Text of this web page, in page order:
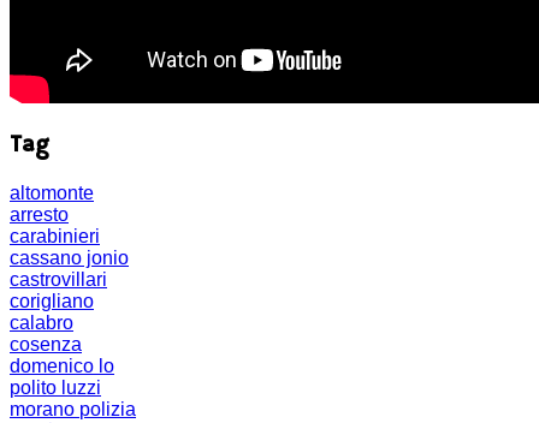
Tag
altomonte
arresto
carabinieri
cassano jonio
castrovillari
corigliano
calabro
cosenza
domenico lo
polito luzzi
morano polizia